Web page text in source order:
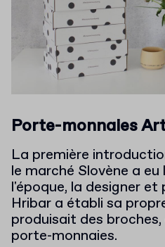
Porte-monnaies
La première
le marché Slovène a eu
l'époque, la designer
Hribar a établi sa
produisait des
porte-monnaies.